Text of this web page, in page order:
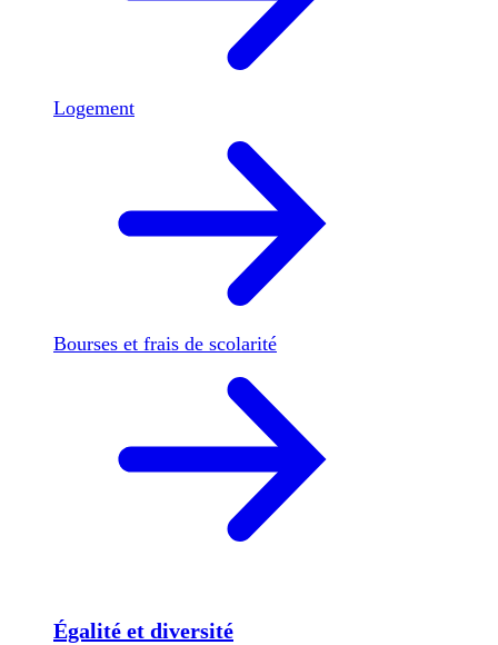
Logement
Bourses et frais de scolarité
Égalité et diversité